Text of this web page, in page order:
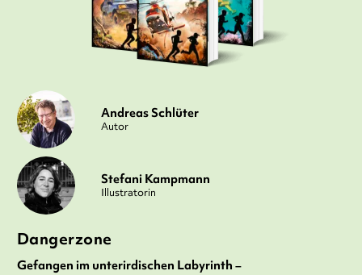
Andreas Schlüter
Autor
Stefani Kampmann
Illustratorin
Dangerzone
Gefangen im unterirdischen Labyrinth –